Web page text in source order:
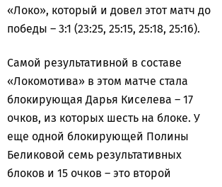
«Локо», который и довел этот матч до
победы – 3:1 (23:25, 25:15, 25:18, 25:16).
Самой результативной в составе
«Локомотива» в этом матче стала
блокирующая Дарья Киселева – 17
очков, из которых шесть на блоке. У
еще одной блокирующей Полины
Беликовой семь результативных
блоков и 15 очков – это второй